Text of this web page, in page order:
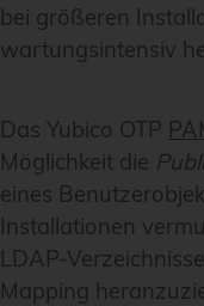
bei größeren
wartungsintensiv
Das Yubico OTP
Möglichkeit die
eines
Installationen
LDAP-
Mapping